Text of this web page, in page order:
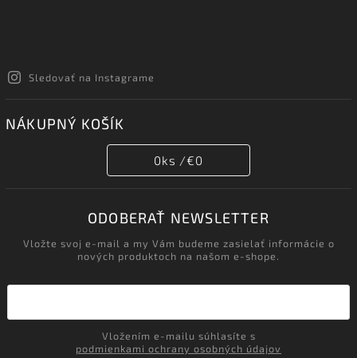
Sledovať na Instagrame
NÁKUPNÝ KOŠÍK
0ks /€0
ODOBERAŤ NEWSLETTER
Vložte svoj e-mail a my Vám budeme zasielať informácie o
nových produktoch na našom e-shope.
podmienkami ochrany osobných údajov